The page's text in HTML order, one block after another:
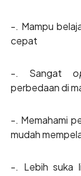
-. Mampu
cepat
-. Sangat
perbedaan di
-. Memahami
mudah
-. Lebih suka